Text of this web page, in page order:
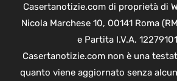
Casertanotizie.com di proprietà di
Nicola Marchese 10, 00141 Roma
e Partita I.V.A.
Casertanotizie.com non è una
quanto viene aggiornato senza